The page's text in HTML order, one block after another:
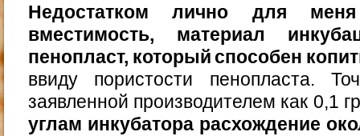
Недостатком лично для
вместимость, материал
пенопласт, который способен
ввиду пористости пенопласта.
заявленной производителем как 0,1
углам инкубатора расхождение